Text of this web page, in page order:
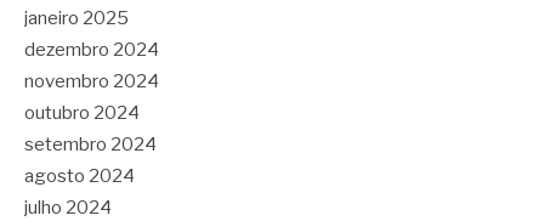
janeiro 2025
dezembro 2024
novembro 2024
outubro 2024
setembro 2024
agosto 2024
julho 2024